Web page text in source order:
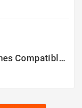
Pack 12 Cartouches Compatible EPSON 603XL